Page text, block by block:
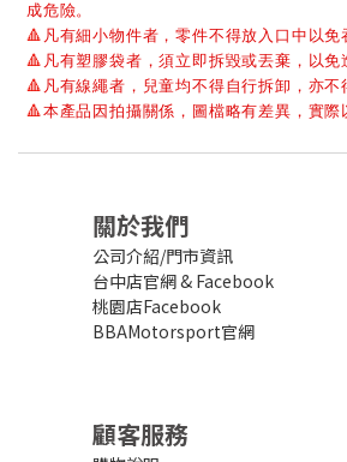
成危險。
🔺 凡有細小物件者，零件不得放入口中以免
🔺 凡有塑膠袋者，須立即拆毀或丟棄，以免
🔺 凡有線繩者，兒童均不得自行拆卸，亦不
🔺本產品因拍攝關係，圖檔略有差異，實際
關於我們
公司介紹/門市資訊
台中店官網& Facebook
桃園店Facebook
BBAMotorsport官網
顧客服務